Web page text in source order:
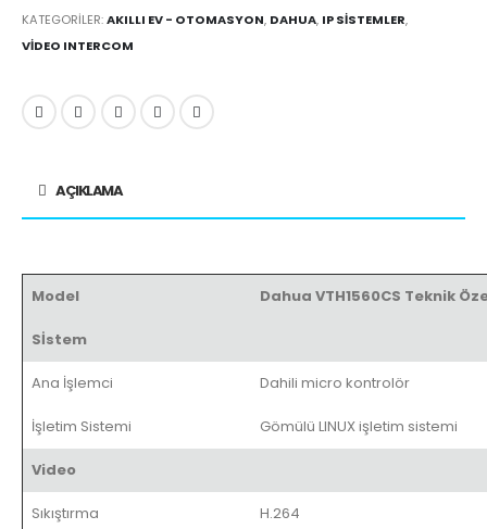
KATEGORILER:AKILLI EV - OTOMASYON, DAHUA, IP SISTEMLER,
VIDEO INTERCOM
AÇIKLAMA
Model Dahua VTH1560CS Teknik
Sİstem
Ana İşlemci Dahili micro kontrolör
İşletim Sistemi Gömülü LINUX işletim sistemi
Video
Sıkıştırma H.264